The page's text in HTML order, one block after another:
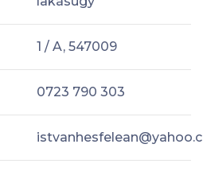
1 / A, 547009
0723 790 303